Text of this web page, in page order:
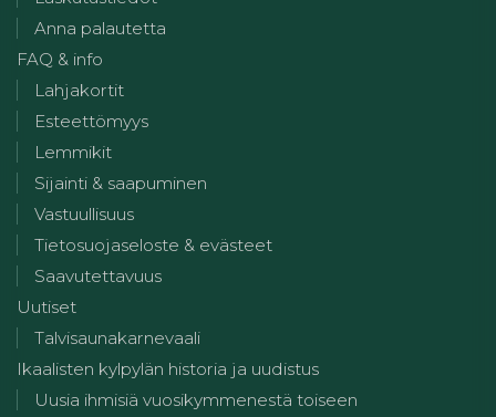
Anna palautetta
FAQ & info
Lahjakortit
Esteettömyys
Lemmikit
Sijainti & saapuminen
Vastuullisuus
Tietosuojaseloste & evästeet
Saavutettavuus
Uutiset
Talvisaunakarnevaali
Ikaalisten kylpylän historia ja uudistus
Uusia ihmisiä vuosikymmenestä toiseen